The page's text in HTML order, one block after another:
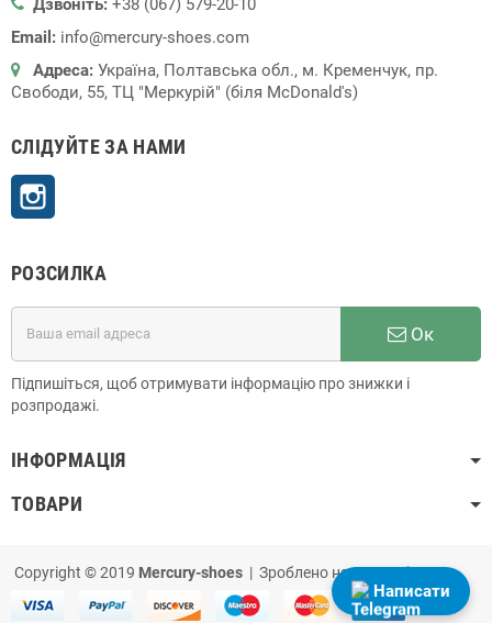
Дзвоніть: +38 (067) 579-20-10
Email: info@mercury-shoes.com
Адреса: Україна, Полтавська обл., м. Кременчук, пр.
Свободи, 55, ТЦ "Меркурій" (біля McDonald's)
СЛІДУЙТЕ ЗА НАМИ
РОЗСИЛКА
Ок
Підпишіться, щоб отримувати інформацію про знижки і
розпродажі.
ІНФОРМАЦІЯ
ТОВАРИ
Copyright © 2019 Mercury-shoes | Зроблено наPrestaShop
Написати